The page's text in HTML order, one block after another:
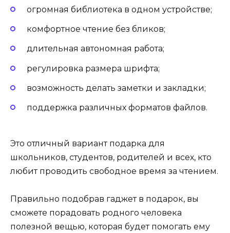
огромная библиотека в одном устройстве;
комфортное чтение без бликов;
длительная автономная работа;
регулировка размера шрифта;
возможность делать заметки и закладки;
поддержка различных форматов файлов.
Это отличный вариант подарка для
школьников, студентов, родителей и всех, кто
любит проводить свободное время за чтением.
Правильно подобрав гаджет в подарок, вы
сможете порадовать родного человека
полезной вещью, которая будет помогать ему